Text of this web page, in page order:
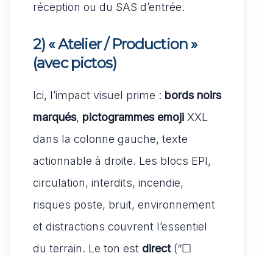
réception ou du SAS d’entrée.
2) « Atelier / Production »
(avec pictos)
Ici, l’impact visuel prime : bords noirs
marqués, pictogrammes emoji XXL
dans la colonne gauche, texte
actionnable à droite. Les blocs EPI,
circulation, interdits, incendie,
risques poste, bruit, environnement
et distractions couvrent l’essentiel
du terrain. Le ton est direct(“☐